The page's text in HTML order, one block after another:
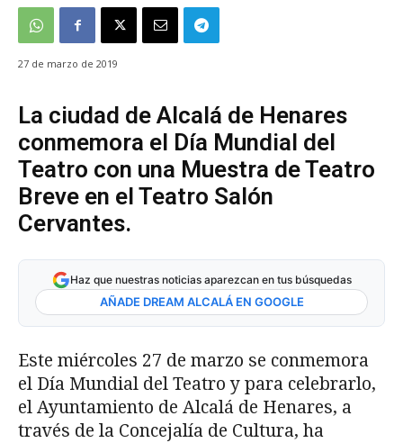
27 de marzo de 2019
La ciudad de Alcalá de Henares
conmemora el Día Mundial del
Teatro con una Muestra de Teatro
Breve en el Teatro Salón
Cervantes.
Haz que nuestras noticias aparezcan en tus búsquedas
AÑADE DREAM ALCALÁ EN GOOGLE
Este miércoles 27 de marzo se conmemora
el Día Mundial del Teatro y para celebrarlo,
el Ayuntamiento de Alcalá de Henares, a
través de la Concejalía de Cultura, ha